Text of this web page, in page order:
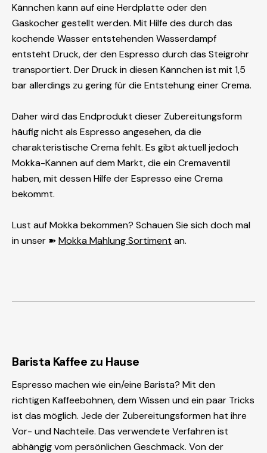
Kännchen kann auf eine Herdplatte oder den
Gaskocher gestellt werden. Mit Hilfe des durch das
kochende Wasser entstehenden Wasserdampf
entsteht Druck, der den Espresso durch das Steigrohr
transportiert. Der Druck in diesen Kännchen ist mit 1,5
bar allerdings zu gering für die Entstehung einer Crema.
Daher wird das Endprodukt dieser Zubereitungsform
häufig nicht als Espresso angesehen, da die
charakteristische Crema fehlt. Es gibt aktuell jedoch
Mokka-Kannen auf dem Markt, die ein Cremaventil
haben, mit dessen Hilfe der Espresso eine Crema
bekommt.
Lust auf Mokka bekommen? Schauen Sie sich doch mal
in unser ➽Mokka MahlungSortiment an.
Barista Kaffee zu Hause
Espresso machen wie ein/eine Barista? Mit den
richtigen Kaffeebohnen, dem Wissen und ein paar Tricks
ist das möglich. Jede der Zubereitungsformen hat ihre
Vor- und Nachteile. Das verwendete Verfahren ist
abhängig vom persönlichen Geschmack. Von der